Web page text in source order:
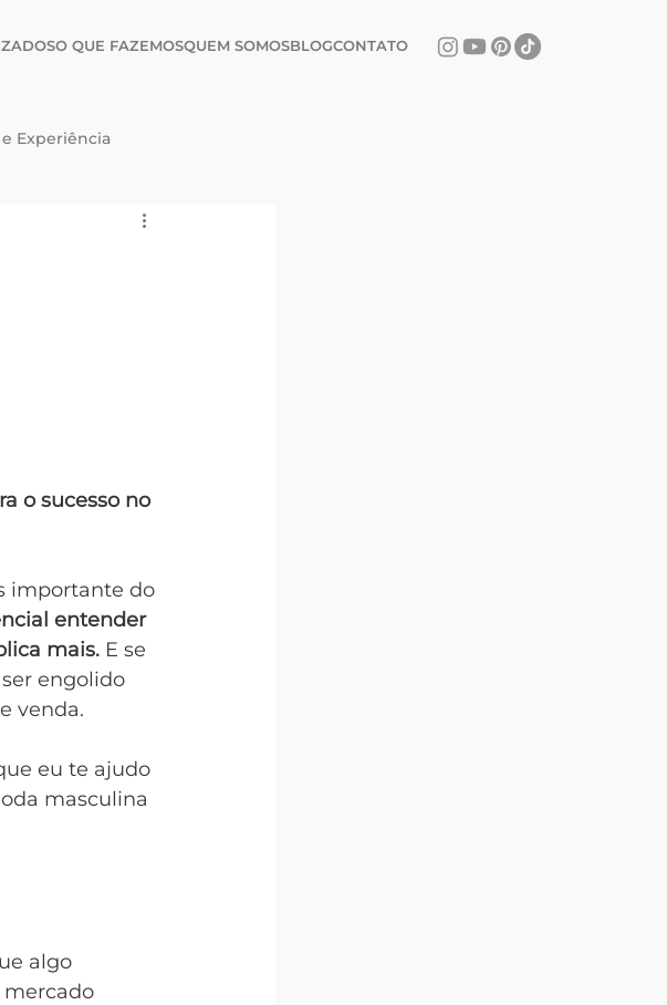
ㅤㅤO QUE FAZEMOSㅤㅤQUEM SOMOSㅤㅤBLOGㅤㅤCONTATOㅤ
Experiência
o sucesso no
importante do
entender
mais. E se
engolido
venda.
eu te ajudo
masculina
algo
mercado